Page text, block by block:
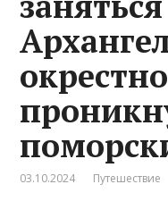
03.10.2024 Путешествие